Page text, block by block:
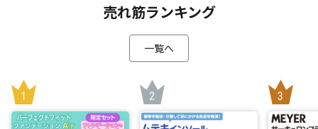
売れ筋ランキング
一覧へ